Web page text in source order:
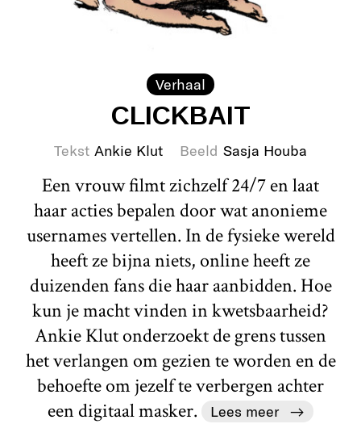
Verhaal
CLICKBAIT
Tekst Ankie Klut Beeld Sasja Houba
Een vrouw filmt zichzelf 24/7 en laat
haar acties bepalen door wat anonieme
usernames vertellen. In de fysieke wereld
heeft ze bijna niets, online heeft ze
duizenden fans die haar aanbidden. Hoe
kun je macht vinden in kwetsbaarheid?
Ankie Klut onderzoekt de grens tussen
het verlangen om gezien te worden en de
behoefte om jezelf te verbergen achter
een digitaal masker.
Lees meer